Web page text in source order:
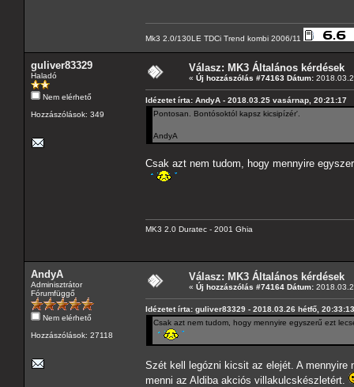
Mk3 2.0/130LE TDCi Trend kombi 2006/11
guliver83329
Haladó
Nem elérhető
Hozzászólások: 349
Válasz: MK3 Általános kérdések
« Új hozzászólás #74163 Dátum:
Idézetet írta: AndyA - 2018.03.25 vasárnap, 20:21:17
Pontosan. Bontósoktól kapsz kicsipízér'.
AndyA
Csak azt nem tudom, hogy mennyire
MK3 2.0 Duratec - 2001 Ghia
AndyA
Adminisztrátor
Fórumfüggő
Nem elérhető
Hozzászólások: 27118
Válasz: MK3 Általános kérdések
« Új hozzászólás #74164 Dátum:
Idézetet írta: guliver83329 - 2018.03.26 hétfő, 20:33:13
Csak azt nem tudom, hogy mennyire egyszerű ezt
Szét kell legózni kicsit az elejét. A
menni az Aldiba akciós villakulcskészletért.